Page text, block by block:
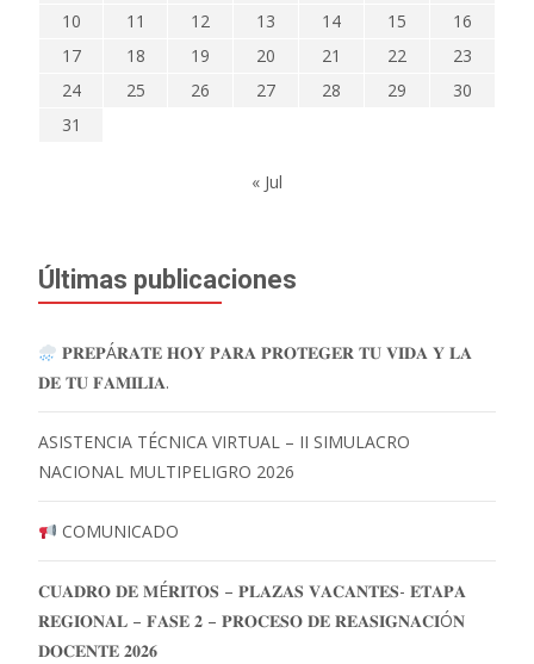
10
11 12 13 14 15
16
17
18 19 20 21 22
23
24
25 26 27 28 29
30
31
« Jul
Últimas publicaciones
𝐏𝐑𝐄𝐏Á𝐑𝐀𝐓𝐄 𝐇𝐎𝐘 𝐏𝐀𝐑𝐀 𝐏𝐑𝐎𝐓𝐄𝐆𝐄𝐑 𝐓𝐔 𝐕𝐈𝐃𝐀 𝐘 𝐋𝐀
𝐃𝐄 𝐓𝐔 𝐅𝐀𝐌𝐈𝐋𝐈𝐀.
ASISTENCIA TÉCNICA VIRTUAL – II SIMULACRO
NACIONAL MULTIPELIGRO 2026
COMUNICADO
𝐂𝐔𝐀𝐃𝐑𝐎 𝐃𝐄 𝐌É𝐑𝐈𝐓𝐎𝐒 – 𝐏𝐋𝐀𝐙𝐀𝐒 𝐕𝐀𝐂𝐀𝐍𝐓𝐄𝐒- 𝐄𝐓𝐀𝐏𝐀
𝐑𝐄𝐆𝐈𝐎𝐍𝐀𝐋 – 𝐅𝐀𝐒𝐄 𝟐 – 𝐏𝐑𝐎𝐂𝐄𝐒𝐎 𝐃𝐄 𝐑𝐄𝐀𝐒𝐈𝐆𝐍𝐀𝐂𝐈Ó𝐍
𝐃𝐎𝐂𝐄𝐍𝐓𝐄 𝟐𝟎𝟐𝟔